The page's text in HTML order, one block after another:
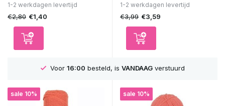
1-2 werkdagen levertijd
€2,80 €1,40
1-2 werkdagen levertijd
€3,99 €3,59
Voor 16:00 besteld, is VANDAAGverstuurd
sale 10% sale 10%